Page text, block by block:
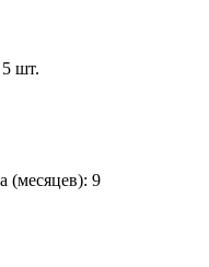
5 шт.
(месяцев): 9